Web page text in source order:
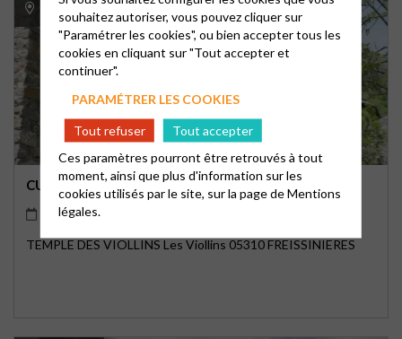
Les Viollins
CULTE AUX VIOLLINS
23/08/2026
TEMPLE DES VIOLLINS Les Viollins 05310 FREISSINIERES
souhaitez autoriser, vous pouvez cliquer sur
"Paramétrer les cookies", ou bien accepter tous les
cookies en cliquant sur "Tout accepter et
continuer".
PARAMÉTRER LES COOKIES
Tout refuser
Tout accepter
Ces paramètres pourront être retrouvés à tout
moment, ainsi que plus d'information sur les
cookies utilisés par le site, sur la page deMentions
légales.